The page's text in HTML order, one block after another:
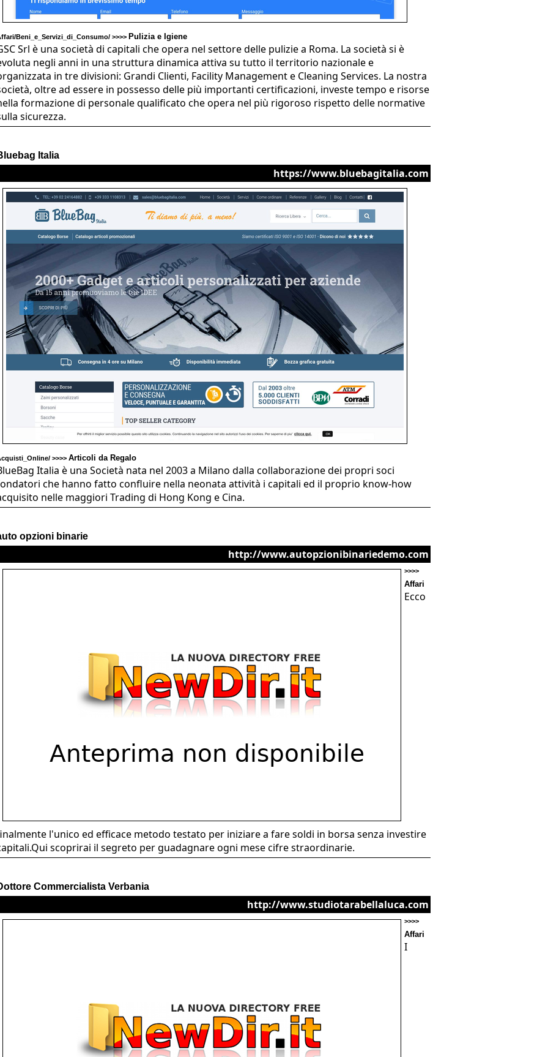
Beni_e_Servizi_di_Consumo/ >>>> Pulizia e Igiene
Srl è una società di capitali che opera nel settore delle pulizie a Roma. La società si è
negli anni in una struttura dinamica attiva su tutto il territorio nazionale e
in tre divisioni: Grandi Clienti, Facility Management e Cleaning Services. La nostra
oltre ad essere in possesso delle più importanti certificazioni, investe tempo e risorse
formazione di personale qualificato che opera nel più rigoroso rispetto delle normative
sicurezza.
Italia
https://www.bluebagitalia.com
>>>> Articoli da Regalo
Italia è una Società nata nel 2003 a Milano dalla collaborazione dei propri soci
che hanno fatto confluire nella neonata attività i capitali ed il proprio know-how
nelle maggiori Trading di Hong Kong e Cina.
opzioni binarie
http://www.autopzionibinariedemo.com
>>>>
Affari
Ecco
l'unico ed efficace metodo testato per iniziare a fare soldi in borsa senza investire
scoprirai il segreto per guadagnare ogni mese cifre straordinarie.
Commercialista Verbania
http://www.studiotarabellaluca.com
>>>>
Affari
I